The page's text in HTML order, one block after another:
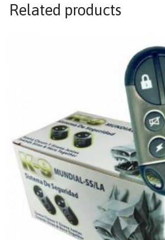
Related products